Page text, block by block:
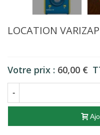
LOCATION
Votre prix : 60,00 €
-